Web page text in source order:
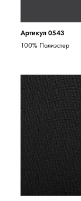
Артикул 0543
100% Полиэстер